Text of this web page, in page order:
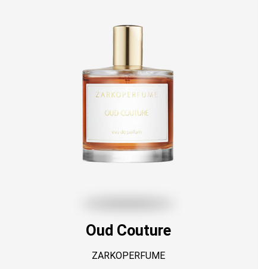
Oud Couture
ZARKOPERFUME